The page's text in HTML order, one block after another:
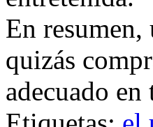
En resumen,
quizás
adecuado